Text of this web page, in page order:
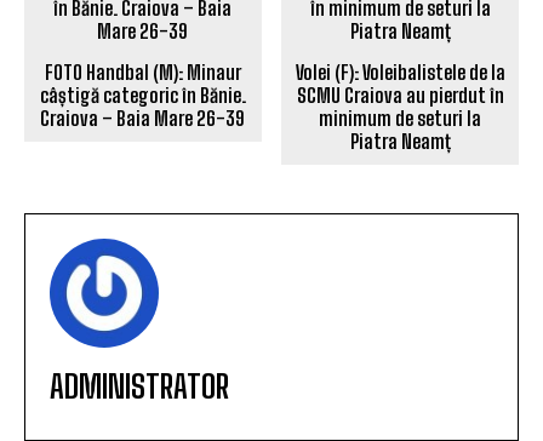
FOTO Handbal (M): Minaur
câștigă categoric în Bănie.
Craiova – Baia Mare 26-39
Volei (F): Voleibalistele de la
SCMU Craiova au pierdut în
minimum de seturi la
Piatra Neamț
ADMINISTRATOR